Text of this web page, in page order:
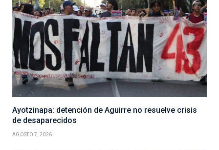
Ayotzinapa: detención de Aguirre no resuelve crisis
de desaparecidos
AGOSTO 7, 2026